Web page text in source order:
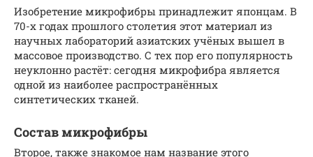
Изобретение микрофибры принадлежит японцам. В
70-х годах прошлого столетия этот материал из
научных лабораторий азиатских учёных вышел в
массовое производство. С тех пор его популярность
неуклонно растёт: сегодня микрофибра является
одной из наиболее распространённых
синтетических тканей.
Состав микрофибры
Второе, также знакомое нам название этого